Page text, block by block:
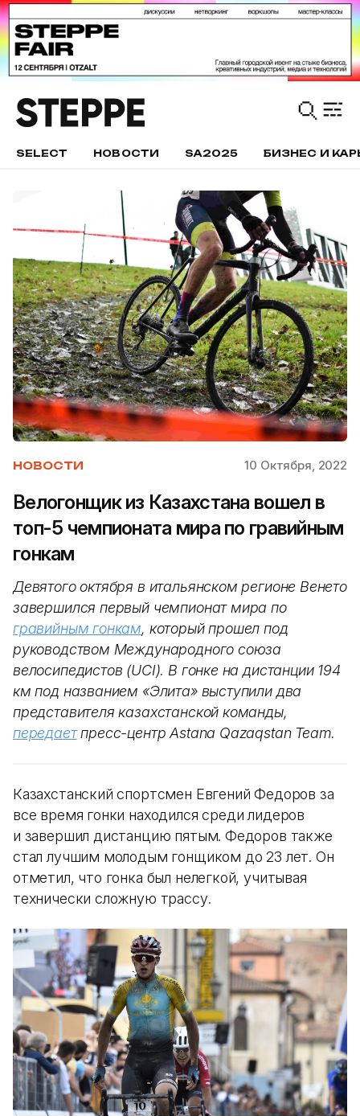
SELECT НОВОСТИ SA2025 БИЗНЕС И
НОВОСТИ 10 Октября, 2022
Велогонщик из Казахстана вошел в
топ-5 чемпионата мира по гравийным
гонкам
Девятого октября в итальянском регионе Венето
завершился первый чемпионат мира по
гравийным гонкам, который прошел под
руководством Международного союза
велосипедистов (UCI). В гонке на дистанции 194
км под названием «Элита» выступили два
представителя казахстанской команды,
передаетпресс-центр Astana Qazaqstan Team.
Казахстанский спортсмен Евгений Федоров за
все время гонки находился среди лидеров
и завершил дистанцию пятым. Федоров также
стал лучшим молодым гонщиком до 23 лет. Он
отметил, что гонка был нелегкой, учитывая
технически сложную трассу.